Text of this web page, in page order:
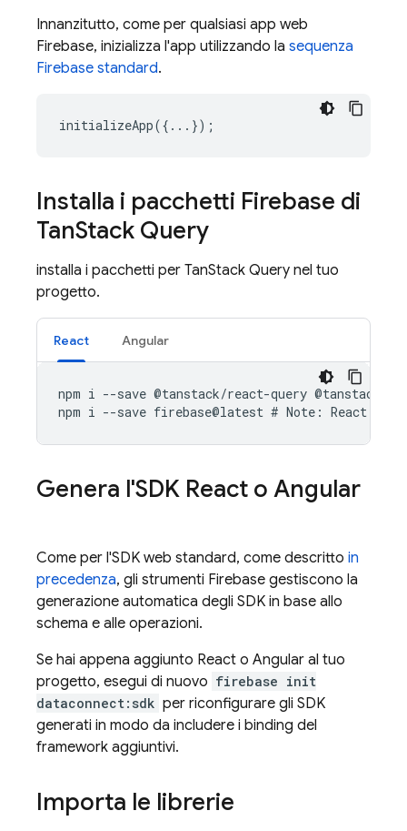
Innanzitutto, come per qualsiasi app web
Firebase, inizializza l'app utilizzando la sequenza
Firebase standard.
initializeApp({...});
Installa i pacchetti Firebase di
TanStack Query
installa i pacchetti per TanStack Query nel tuo
progetto.
React Angular
npm i --save @tanstack/react-query @tanstack
npm i --save firebase@latest # Note : React
Genera l'SDK React o Angular
Come per l'SDK web standard, come descritto in
precedenza, gli strumenti Firebase gestiscono la
generazione automatica degli SDK in base allo
schema e alle operazioni.
Se hai appena aggiunto React o Angular al tuo
progetto, esegui di nuovo firebase init
dataconnect:sdk per riconfigurare gli SDK
generati in modo da includere i binding del
framework aggiuntivi.
Importa le librerie